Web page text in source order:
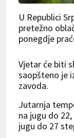
U Republici
pretežno
ponegdje
Vjetar će biti
saopšteno je
zavoda.
Jutarnja
na jugu do
jugu do 27